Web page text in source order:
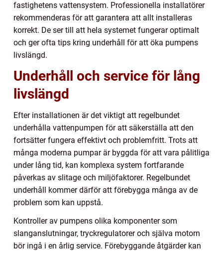
fastighetens vattensystem. Professionella installatörer
rekommenderas för att garantera att allt installeras
korrekt. De ser till att hela systemet fungerar optimalt
och ger ofta tips kring underhåll för att öka pumpens
livslängd.
Underhåll och service för lång
livslängd
Efter installationen är det viktigt att regelbundet
underhålla vattenpumpen för att säkerställa att den
fortsätter fungera effektivt och problemfritt. Trots att
många moderna pumpar är byggda för att vara pålitliga
under lång tid, kan komplexa system fortfarande
påverkas av slitage och miljöfaktorer. Regelbundet
underhåll kommer därför att förebygga många av de
problem som kan uppstå.
Kontroller av pumpens olika komponenter som
slanganslutningar, tryckregulatorer och själva motorn
bör ingå i en årlig service. Förebyggande åtgärder kan